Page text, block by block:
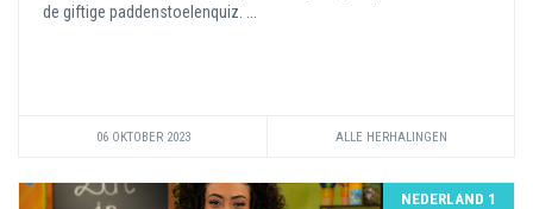
de giftige paddenstoelenquiz. ...
06 OKTOBER 2023 ALLE HERHALINGEN
NEDERLAND 1